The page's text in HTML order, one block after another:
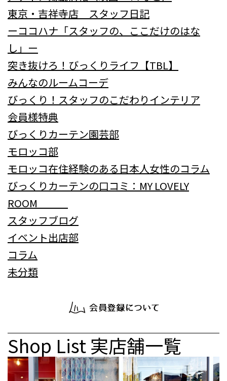
東京・吉祥寺店 スタッフ日記
ーココハナ「スタッフの、ここだけのはな
し」ー
突き抜けろ！びっくりライフ【TBL】
みんなのルームコーデ
びっくり！スタッフのこだわりインテリア
会員様特典
びっくりカーテン園芸部
モロッコ部
モロッコ在住経験のある日本人女性のコラム
びっくりカーテンの口コミ：MY LOVELY
ROOM
スタッフブログ
イベント出店部
コラム
未分類
Shop List実店舗一覧